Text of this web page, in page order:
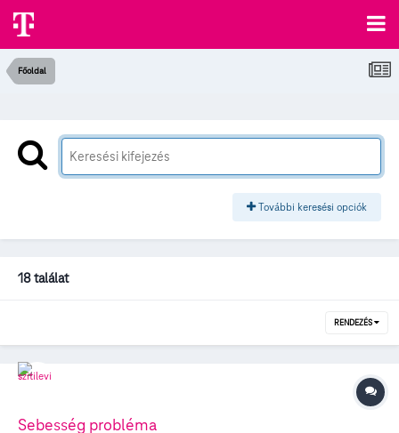
Főoldal
További keresési opciók
18 találat
RENDEZÉS
Sebesség probléma